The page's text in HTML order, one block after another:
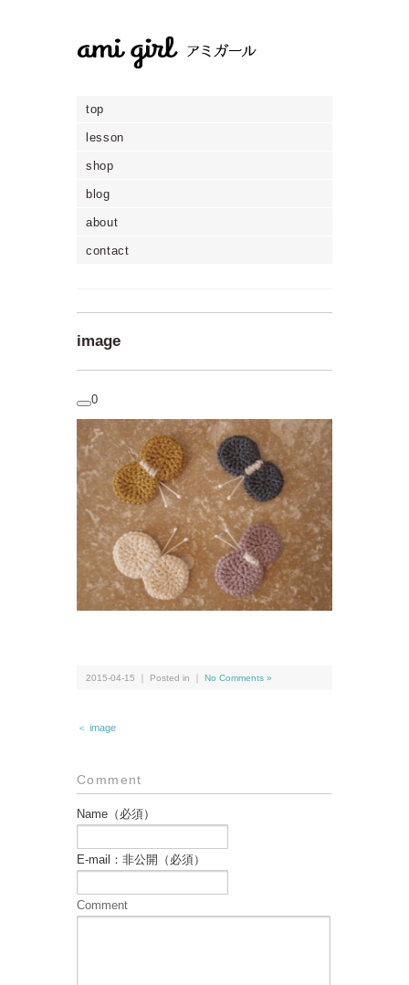
top
lesson
shop
blog
about
contact
image
0
2015-04-15 ｜ Posted in ｜ No Comments »
＜ image
Comment
Name（必須）
E-mail：非公開（必須）
Comment